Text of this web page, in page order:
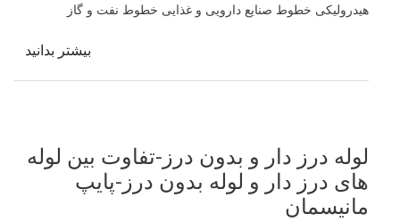
هیدرولیکی خطوط صنایع دارویی و غذایی خطوط نفت و گاز
بیشتر بدانید
لوله درز دار و بدون درز-تفاوت بین لوله
های درز دار و لوله بدون درز-پایپ
مانیسمان